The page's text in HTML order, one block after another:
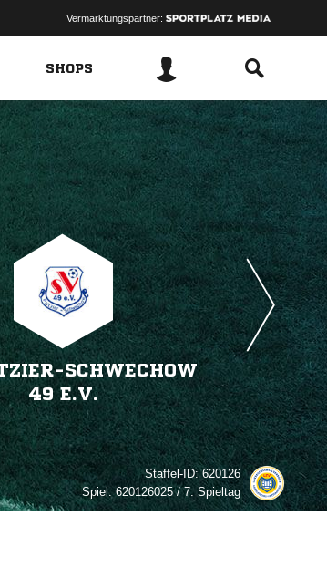
Vermarktungspartner:
SHOPS
SCHWECHOW
49 E.V.
Staffel-ID:620126
Spiel:620126025 / 7. Spieltag